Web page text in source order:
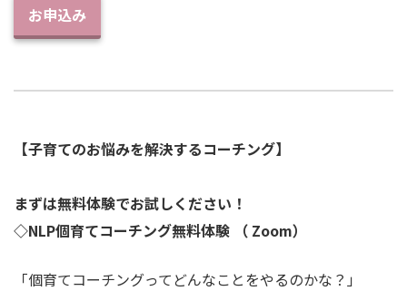
お申込み
【子育てのお悩みを解決するコーチング】
まずは無料体験でお試しください！
◇NLP個育てコーチング無料体験 （ Zoom）
「個育てコーチングってどんなことをやるのかな？」